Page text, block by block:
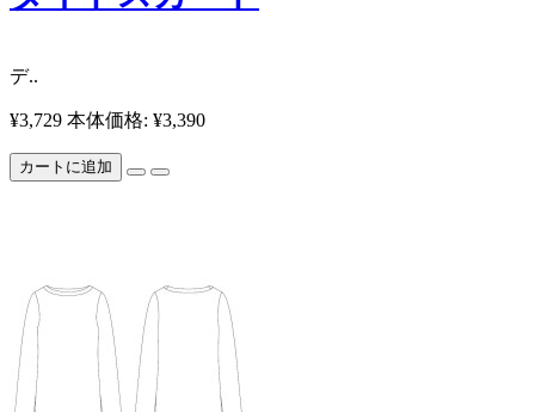
​ デ..
¥3,729 本体価格: ¥3,390
カートに追加